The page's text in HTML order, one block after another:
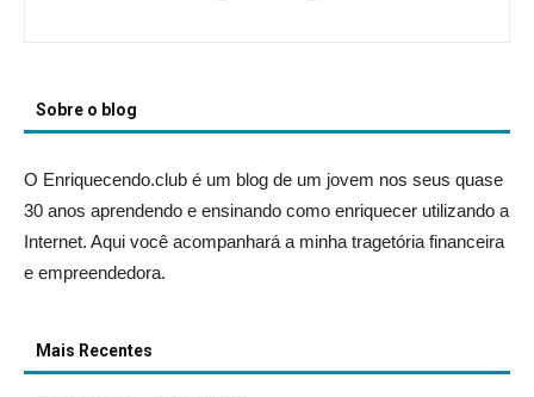
Sobre o blog
O Enriquecendo.club é um blog de um jovem nos seus quase
30 anos aprendendo e ensinando como enriquecer utilizando a
Internet. Aqui você acompanhará a minha tragetória financeira
e empreendedora.
Mais Recentes